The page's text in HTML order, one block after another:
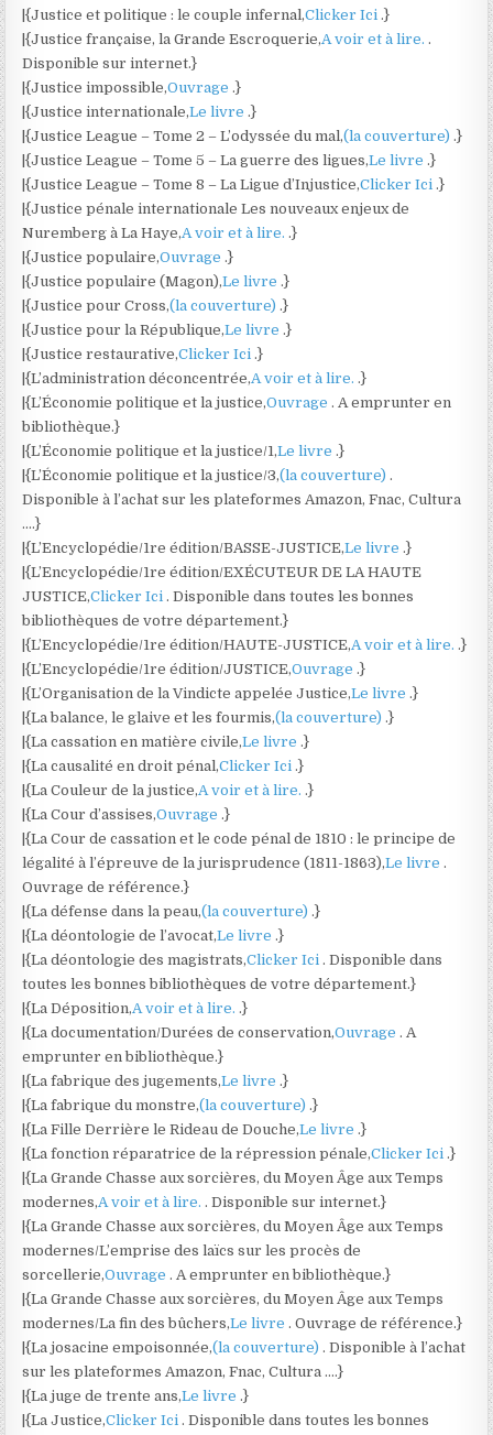
|{Justice et politique : le couple infernal,Clicker Ici.}
|{Justice française, la Grande Escroquerie,A voir et à lire..
Disponible sur internet.}
|{Justice impossible,Ouvrage.}
|{Justice internationale,Le livre.}
|{Justice League – Tome 2 – L’odyssée du mal,(la couverture).}
|{Justice League – Tome 5 – La guerre des ligues,Le livre.}
|{Justice League – Tome 8 – La Ligue d’Injustice,Clicker Ici.}
|{Justice pénale internationale Les nouveaux enjeux de
Nuremberg à La Haye,A voir et à lire..}
|{Justice populaire,Ouvrage.}
|{Justice populaire (Magon),Le livre.}
|{Justice pour Cross,(la couverture).}
|{Justice pour la République,Le livre.}
|{Justice restaurative,Clicker Ici.}
|{L’administration déconcentrée,A voir et à lire..}
|{L’Économie politique et la justice,Ouvrage. A emprunter en
bibliothèque.}
|{L’Économie politique et la justice/1,Le livre.}
|{L’Économie politique et la justice/3,(la couverture).
Disponible à l’achat sur les plateformes Amazon, Fnac, Cultura
….}
|{L’Encyclopédie/1re édition/BASSE-JUSTICE,Le livre.}
|{L’Encyclopédie/1re édition/EXÉCUTEUR DE LA HAUTE
JUSTICE,Clicker Ici. Disponible dans toutes les bonnes
bibliothèques de votre département.}
|{L’Encyclopédie/1re édition/HAUTE-JUSTICE,A voir et à lire..}
|{L’Encyclopédie/1re édition/JUSTICE,Ouvrage.}
|{L’Organisation de la Vindicte appelée Justice,Le livre.}
|{La balance, le glaive et les fourmis,(la couverture).}
|{La cassation en matière civile,Le livre.}
|{La causalité en droit pénal,Clicker Ici.}
|{La Couleur de la justice,A voir et à lire..}
|{La Cour d’assises,Ouvrage.}
|{La Cour de cassation et le code pénal de 1810 : le principe de
légalité à l’épreuve de la jurisprudence (1811-1863),Le livre.
Ouvrage de référence.}
|{La défense dans la peau,(la couverture).}
|{La déontologie de l’avocat,Le livre.}
|{La déontologie des magistrats,Clicker Ici. Disponible dans
toutes les bonnes bibliothèques de votre département.}
|{La Déposition,A voir et à lire..}
|{La documentation/Durées de conservation,Ouvrage. A
emprunter en bibliothèque.}
|{La fabrique des jugements,Le livre.}
|{La fabrique du monstre,(la couverture).}
|{La Fille Derrière le Rideau de Douche,Le livre.}
|{La fonction réparatrice de la répression pénale,Clicker Ici.}
|{La Grande Chasse aux sorcières, du Moyen Âge aux Temps
modernes,A voir et à lire.. Disponible sur internet.}
|{La Grande Chasse aux sorcières, du Moyen Âge aux Temps
modernes/L’emprise des laïcs sur les procès de
sorcellerie,Ouvrage. A emprunter en bibliothèque.}
|{La Grande Chasse aux sorcières, du Moyen Âge aux Temps
modernes/La fin des bûchers,Le livre. Ouvrage de référence.}
|{La josacine empoisonnée,(la couverture). Disponible à l’achat
sur les plateformes Amazon, Fnac, Cultura ….}
|{La juge de trente ans,Le livre.}
|{La Justice,Clicker Ici. Disponible dans toutes les bonnes